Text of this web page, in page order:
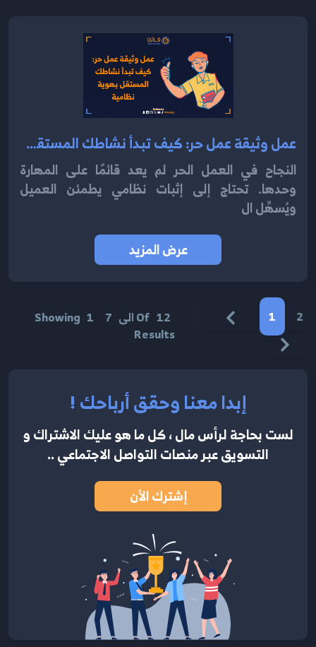
عمل وثيقة عمل حر: كيف تبدأ نشاطك المستقل بهوية نظامية 2025
النجاح في العمل الحر لم يعد قائمًا على المهارة
وحدها. تحتاج إلى إثبات نظامي يطمئن العميل
ويُسهِّل ال
عرض المزيد
Showing 1 الى 7 Of 12
Results
1 2
إبدا معنا وحقق أرباحك !
لست بحاجة لرأس مال ، كل ما هو عليك الاشتراكو
التسويق عبر منصات التواصل الاجتماعي ..
إشترك الأن